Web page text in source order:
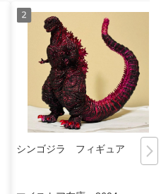
シンゴジラ フィギュア